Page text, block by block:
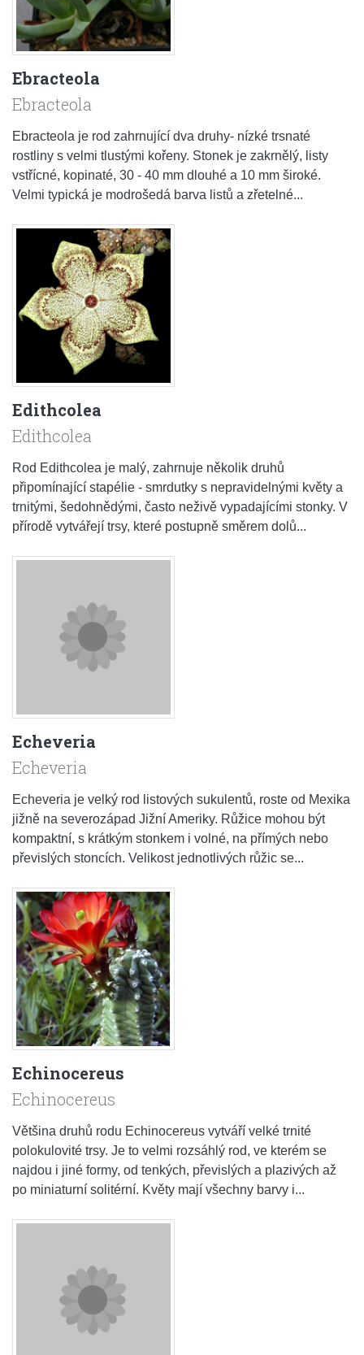
Ebracteola
Ebracteola
Ebracteola je rod zahrnující dva druhy- nízké trsnaté
rostliny s velmi tlustými kořeny. Stonek je zakrnělý, listy
vstřícné, kopinaté, 30 - 40 mm dlouhé a 10 mm široké.
Velmi typická je modrošedá barva listů a zřetelné...
Edithcolea
Edithcolea
Rod Edithcolea je malý, zahrnuje několik druhů
připomínající stapélie - smrdutky s nepravidelnými květy a
trnitými, šedohnědými, často neživě vypadajícími stonky. V
přírodě vytvářejí trsy, které postupně směrem dolů...
Echeveria
Echeveria
Echeveria je velký rod listových sukulentů, roste od Mexika
jižně na severozápad Jižní Ameriky. Růžice mohou být
kompaktní, s krátkým stonkem i volné, na přímých nebo
převislých stoncích. Velikost jednotlivých růžic se...
Echinocereus
Echinocereus
Většina druhů rodu Echinocereus vytváří velké trnité
polokulovité trsy. Je to velmi rozsáhlý rod, ve kterém se
najdou i jiné formy, od tenkých, převislých a plazivých až
po miniaturní solitérní. Květy mají všechny barvy i...